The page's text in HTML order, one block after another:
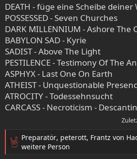
DEATH - füge eine Scheibe deiner
POSSESSED - Seven Churches
DARK MILLENNIUM - Ashore The
BABYLON SAD - Kyrie
SADIST - Above The Light
PESTILENCE - Testimony Of The
ASPHYX - Last One On Earth
ATHEIST - Unquestionable
ATROCITY - Todessehnsucht
CARCASS - Necroticism -
R
Preparatör, peterott, Frantz von
weitere Person